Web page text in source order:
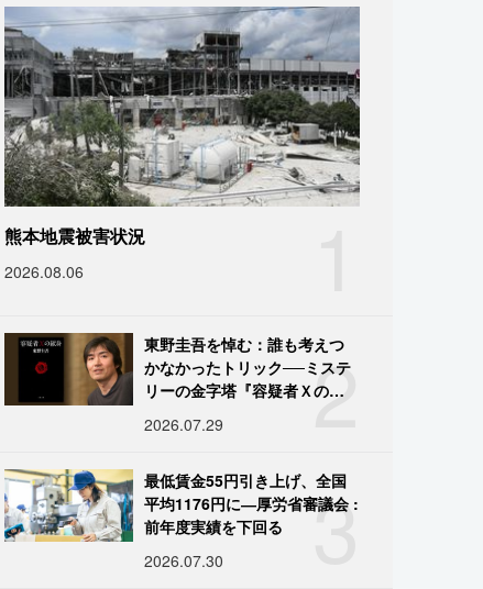
熊本地震被害状況
2026.08.06
2
東野圭吾を悼む：誰も考えつ
かなかったトリック──ミステ
リーの金字塔『容疑者Ｘの献
2026.07.29
3
最低賃金55円引き上げ、全国
平均1176円に―厚労省審議会 :
前年度実績を下回る
2026.07.30